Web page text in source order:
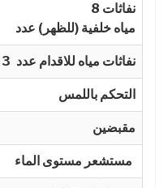
8 نفاثات
مياه خلفية (للظهر) عدد
نفاثات مياه للاقدام عدد 3
التحكم باللمس
مقبضين
مستشعر مستوى الماء